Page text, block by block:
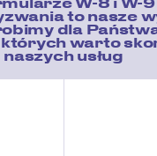
to nasze
dla
których warto
naszych usług